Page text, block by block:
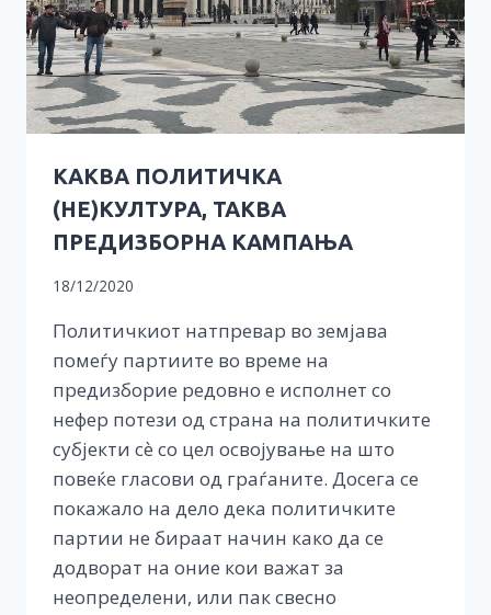
КАКВА ПОЛИТИЧКА
(НЕ)КУЛТУРА, ТАКВА
ПРЕДИЗБОРНА КАМПАЊА
18/12/2020
Политичкиот натпревар во земјава
помеѓу партиите во време на
предизборие редовно е исполнет со
нефер потези од страна на политичките
субјекти сѐ со цел освојување на што
повеќе гласови од граѓаните. Досега се
покажало на дело дека политичките
партии не бираат начин како да се
додворат на оние кои важат за
неопределени, или пак свесно